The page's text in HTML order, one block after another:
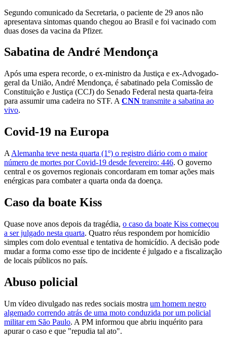
Segundo comunicado da Secretaria, o paciente de 29 anos não
apresentava sintomas quando chegou ao Brasil e foi vacinado com
duas doses da vacina da Pfizer.
Sabatina de André Mendonça
Após uma espera recorde, o ex-ministro da Justiça e ex-Advogado-
geral da União, André Mendonça, é sabatinado pela Comissão de
Constituição e Justiça (CCJ) do Senado Federal nesta quarta-feira
para assumir uma cadeira no STF. A CNN transmite a sabatina ao
vivo.
Covid-19 na Europa
A Alemanha teve nesta quarta (1º) o registro diário com o maior
número de mortes por Covid-19 desde fevereiro: 446. O governo
central e os governos regionais concordaram em tomar ações mais
enérgicas para combater a quarta onda da doença.
Caso da boate Kiss
Quase nove anos depois da tragédia, o caso da boate Kiss começou
a ser julgado nesta quarta. Quatro réus respondem por homicídio
simples com dolo eventual e tentativa de homicídio. A decisão pode
mudar a forma como esse tipo de incidente é julgado e a fiscalização
de locais públicos no país.
Abuso policial
Um vídeo divulgado nas redes sociais mostra um homem negro
algemado correndo atrás de uma moto conduzida por um policial
militar em São Paulo. A PM informou que abriu inquérito para
apurar o caso e que "repudia tal ato".